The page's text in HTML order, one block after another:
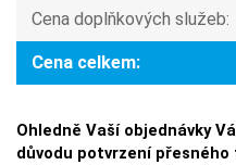
Cena doplňkových služeb:
Cena celkem:
Ohledně Vaší objednávky
důvodu potvrzení